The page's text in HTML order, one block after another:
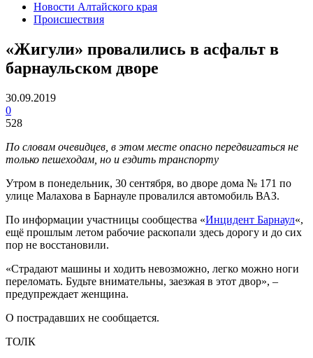
Новости Алтайского края
Происшествия
«Жигули» провалились в асфальт в
барнаульском дворе
30.09.2019
0
528
По словам очевидцев, в этом месте опасно передвигаться не
только пешеходам, но и ездить транспорту
Утром в понедельник, 30 сентября, во дворе дома № 171 по
улице Малахова в Барнауле провалился автомобиль ВАЗ.
По информации участницы сообщества «Инцидент Барнаул«,
ещё прошлым летом рабочие раскопали здесь дорогу и до сих
пор не восстановили.
«Страдают машины и ходить невозможно, легко можно ноги
переломать. Будьте внимательны, заезжая в этот двор», –
предупреждает женщина.
О пострадавших не сообщается.
ТОЛК